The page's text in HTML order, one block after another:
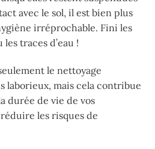
avec le sol, il est bien plus
irréprochable. Fini les
traces d’eau !
le nettoyage
laborieux, mais cela contribue
durée de vie de vos
les risques de